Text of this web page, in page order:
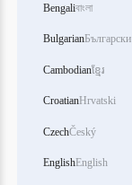
Bengaliবাংলা
BulgarianБългарски
Cambodianខ្មែរ
CroatianHrvatski
CzechČeský
EnglishEnglish